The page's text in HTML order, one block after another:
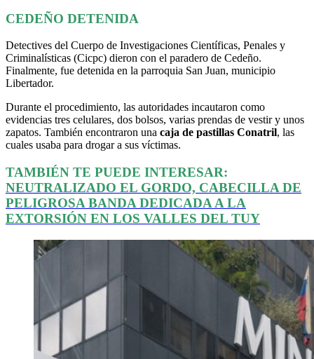
CEDEÑO DETENIDA
Detectives del Cuerpo de Investigaciones Científicas, Penales y
Criminalísticas (Cicpc) dieron con el paradero de Cedeño.
Finalmente, fue detenida en la parroquia San Juan, municipio
Libertador.
Durante el procedimiento, las autoridades incautaron como
evidencias tres celulares, dos bolsos, varias prendas de vestir y unos
zapatos. También encontraron una caja de pastillas Conatril, las
cuales usaba para drogar a sus víctimas.
TAMBIÉN TE PUEDE INTERESAR:
NEUTRALIZADO EL GORDO, CABECILLA DE
PELIGROSA BANDA DEDICADA A LA
EXTORSIÓN EN LOS VALLES DEL TUY